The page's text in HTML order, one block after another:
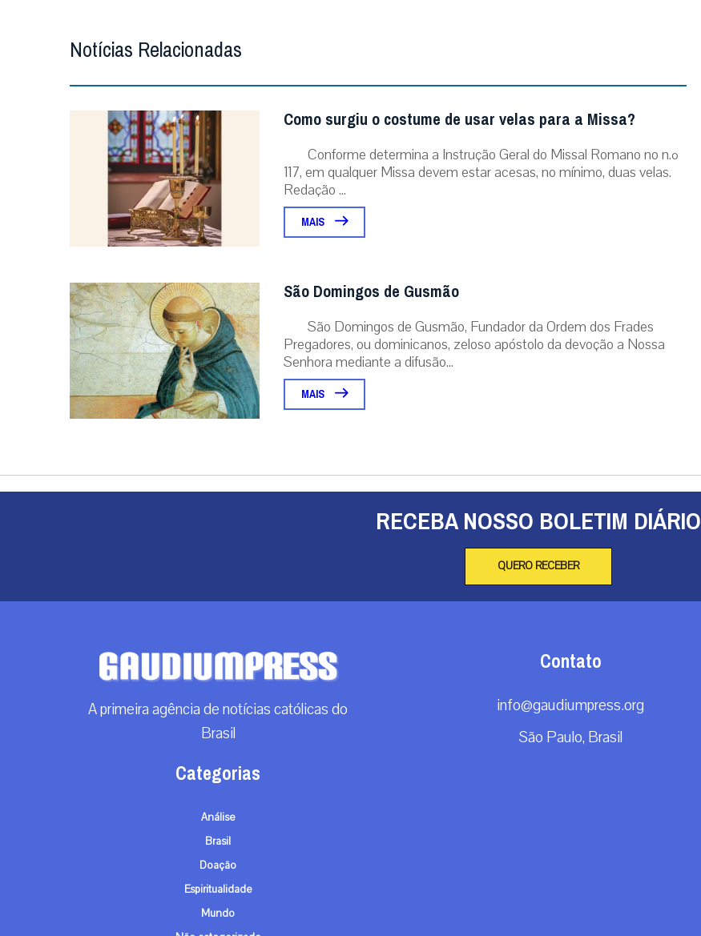
Notícias Relacionadas
Como surgiu o costume de usar velas para a Missa?
Conforme determina a Instrução Geral do Missal Romano no n.º
117, em qualquer Missa devem estar acesas, no mínimo, duas velas.
Redação ...
MAIS
São Domingos de Gusmão
São Domingos de Gusmão, Fundador da Ordem dos Frades
Pregadores, ou dominicanos, zeloso apóstolo da devoção a Nossa
Senhora mediante a difusão...
MAIS
RECEBA NOSSO BOLETIM DIÁRIO
QUERO RECEBER
A primeira agência de notícias católicas do
Brasil
Categorias
Análise
Brasil
Doação
Espiritualidade
Mundo
Contato
info@gaudiumpress.org
São Paulo, Brasil